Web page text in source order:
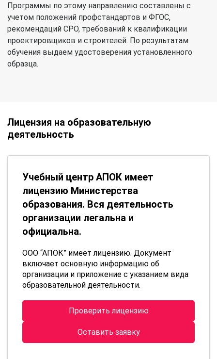
Программы по этому направлению составлены с
учетом положений профстандартов и ФГОС,
рекомендаций СРО, требований к квалификации
проектировщиков и строителей. По результатам
обучения выдаем удостоверения установленного
образца.
Лицензия на образовательную
деятельность
Учебный центр АПОК имеет
лицензию Министерства
образования. Вся деятельность
организации легальна и
официальна.
ООО “АПОК” имеет лицензию. Документ
включает основную информацию об
организации и приложение с указанием вида
образовательной деятельности.
Проверить лицензию
Оставить заявку